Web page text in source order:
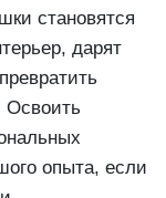
становятся
дарят
Освоить
опыта, если